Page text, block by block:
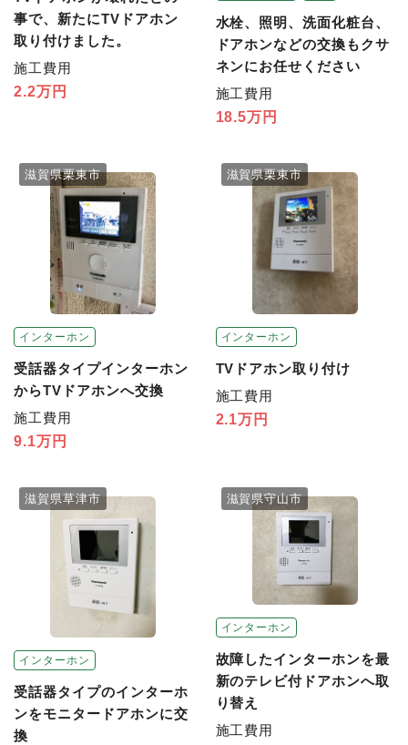
事で、新たにTVドアホン
取り付けました。
施工費用
2.2万円
水栓、照明、洗面化粧台、
ドアホンなどの交換もクサ
ネンにお任せください
施工費用
18.5万円
インターホン
滋賀県栗東市
受話器タイプインターホン
からTVドアホンへ交換
施工費用
9.1万円
インターホン
滋賀県栗東市
TVドアホン取り付け
施工費用
2.1万円
インターホン
滋賀県草津市
受話器タイプのインターホ
ンをモニタードアホンに交
換
インターホン
滋賀県守山市
故障したインターホンを最
新のテレビ付ドアホンへ取
り替え
施工費用